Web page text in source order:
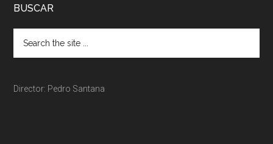
BUSCAR
Director: Pedro Santana